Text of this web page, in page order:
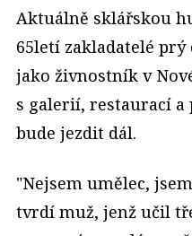
Aktuálně sklářskou
65letí zakladatelé
jako živnostník v
s galerií, restaurací a
bude jezdit dál.
"Nejsem umělec,
tvrdí muž, jenž učil